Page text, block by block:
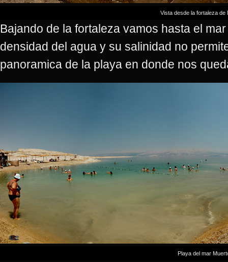
Vista desde la fortaleza de
Bajando de la fortaleza vamos hasta el
densidad del agua y su salinidad no
panoramica de la playa en donde nos
Playa del mar